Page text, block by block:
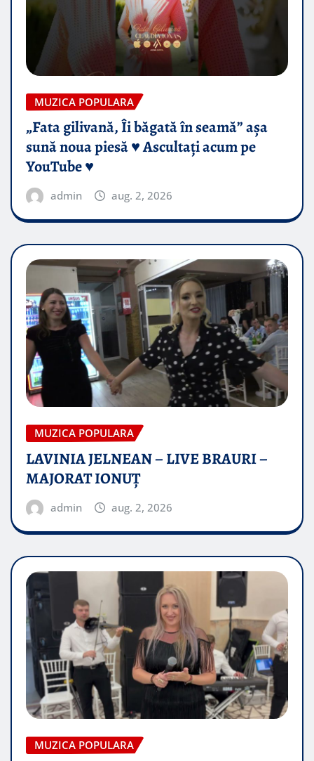
MUZICA POPULARA
„Fata gilivană, Îi băgată în seamă” așa
sună noua piesă ♥️ Ascultați acum pe
YouTube ♥️
admin aug. 2, 2026
MUZICA POPULARA
LAVINIA JELNEAN – LIVE BRAURI –
MAJORAT IONUŢ
admin aug. 2, 2026
MUZICA POPULARA